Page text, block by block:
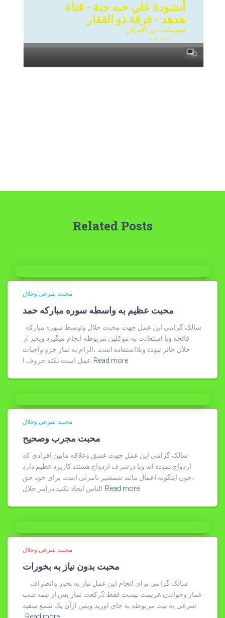
أنشودة علي حبه جنة - قناة
هدهد - فرقة ذو الفقار
صوتيات درر العراق
00:00 Ready
Related Posts
محبت شرعی وحلال
محبت عظیم به واسطه سوره مبارکه حمد
فاتحه وبا استعانت به موکلین مربوطه انجام میگیرد وبغیر از
حلال جائز نبوده وبلااستفاده است ،الزام به نماز جزو واجبات
عمل است نکته:حروف ا Read more
محبت شرعی وحلال
محبت مجرب وصحیح
سالک گرامی این عمل جهت عشق وعلاقه مابین افرادی که
ازدواج نموده اند ویا درشرف ازدواج هستند کاربرد عظیم دارد
،چون اینگونه اعمال مانند شمشیر نامرئی است برای خود حق
الناس ایجاد نکنید درامر حلال Read more
محبت شرعی وحلال
محبت بدون نیاز به بخورات
عمار وخواندن عزیمت نیست فقط 2رکعت نماز پس از نیمه شب
شرعی به نیت مربوطه به جای اورید وپس ازآن یک شمع سفید
Read more